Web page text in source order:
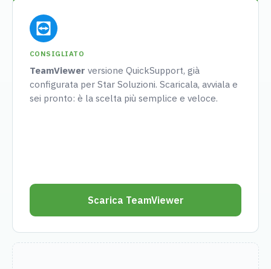
CONSIGLIATO
TeamViewer versione QuickSupport, già
configurata per Star Soluzioni. Scaricala, avviala e
sei pronto: è la scelta più semplice e veloce.
Scarica TeamViewer